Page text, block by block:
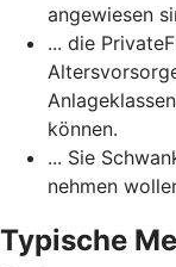
angewiesen
... die
können.
... Sie
nehmen
Typische